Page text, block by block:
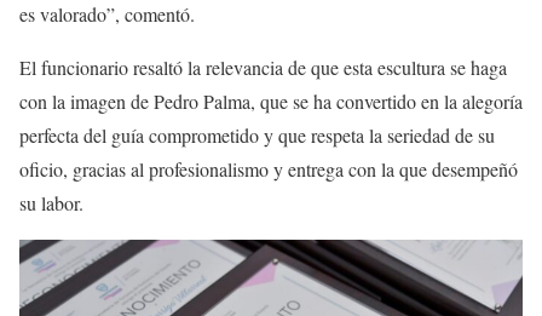
es valorado”, comentó.
El funcionario resaltó la relevancia de que esta escultura se haga
con la imagen de Pedro Palma, que se ha convertido en la alegoría
perfecta del guía comprometido y que respeta la seriedad de su
oficio, gracias al profesionalismo y entrega con la que desempeñó
su labor.